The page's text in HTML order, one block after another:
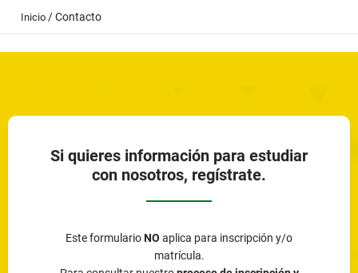
Inicio /Contacto
Si quieres información para estudiar
con nosotros, regístrate.
Este formularioNO aplica para inscripción y/o
matrícula.